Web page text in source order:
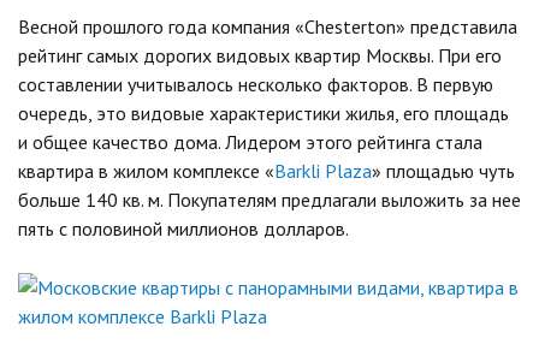
Весной прошлого года компания «Chesterton» представила
рейтинг самых дорогих видовых квартир Москвы. При его
составлении учитывалось несколько факторов. В первую
очередь, это видовые характеристики жилья, его площадь
и общее качество дома. Лидером этого рейтинга стала
квартира в жилом комплексе «Barkli Plaza» площадью чуть
больше 140 кв. м. Покупателям предлагали выложить за нее
пять с половиной миллионов долларов.